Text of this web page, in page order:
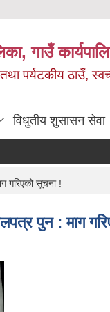
गाउँ
पर्यटकीय ठाउँ,
विधुतीय शुसासन सेवा
गरिएको सूचना !
पुन : माग